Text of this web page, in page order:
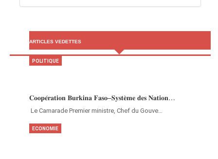
ARTICLES VEDETTES
𝐂𝐨𝐨𝐩𝐞́𝐫𝐚𝐭𝐢𝐨𝐧 𝐁𝐮𝐫𝐤𝐢𝐧𝐚 𝐅𝐚𝐬𝐨–𝐒𝐲𝐬𝐭𝐞̀𝐦𝐞 𝐝𝐞𝐬 𝐍𝐚𝐭𝐢𝐨𝐧…
‎Le Camarade Premier ministre, Chef du Gouve…
POLITIQUE
ECONOMIE